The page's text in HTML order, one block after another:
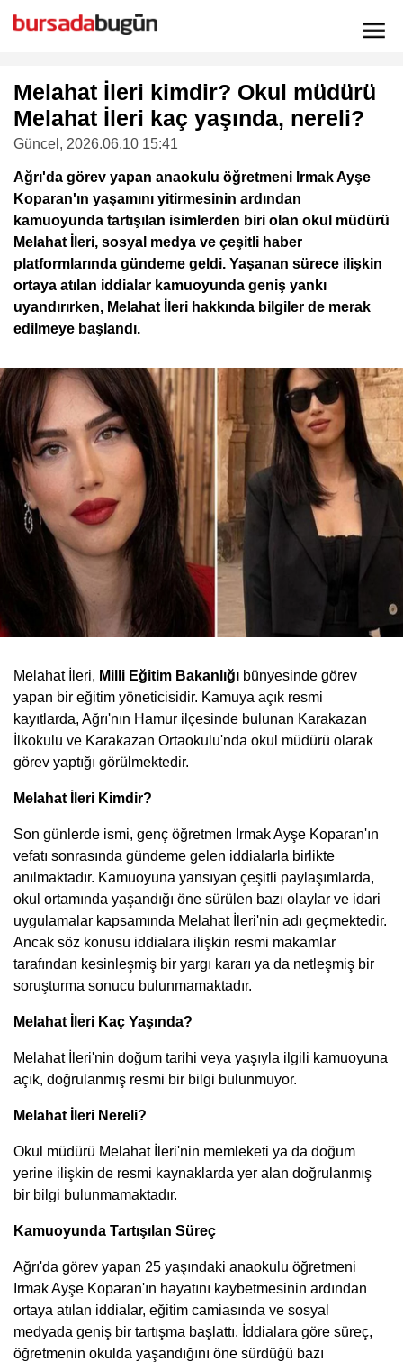
Melahat İleri kimdir? Okul müdürü
Melahat İleri kaç yaşında, nereli?
Güncel , 2026.06.10 15:41
Ağrı'da görev yapan anaokulu öğretmeni Irmak Ayşe
Koparan'ın yaşamını yitirmesinin ardından
kamuoyunda tartışılan isimlerden biri olan okul müdürü
Melahat İleri, sosyal medya ve çeşitli haber
platformlarında gündeme geldi. Yaşanan sürece ilişkin
ortaya atılan iddialar kamuoyunda geniş yankı
uyandırırken, Melahat İleri hakkında bilgiler de merak
edilmeye başlandı.
Melahat İleri, Milli Eğitim Bakanlığı bünyesinde görev
yapan bir eğitim yöneticisidir. Kamuya açık resmi
kayıtlarda, Ağrı'nın Hamur ilçesinde bulunan Karakazan
İlkokulu ve Karakazan Ortaokulu'nda okul müdürü olarak
görev yaptığı görülmektedir.
Melahat İleri Kimdir?
Son günlerde ismi, genç öğretmen Irmak Ayşe Koparan'ın
vefatı sonrasında gündeme gelen iddialarla birlikte
anılmaktadır. Kamuoyuna yansıyan çeşitli paylaşımlarda,
okul ortamında yaşandığı öne sürülen bazı olaylar ve idari
uygulamalar kapsamında Melahat İleri'nin adı geçmektedir.
Ancak söz konusu iddialara ilişkin resmi makamlar
tarafından kesinleşmiş bir yargı kararı ya da netleşmiş bir
soruşturma sonucu bulunmamaktadır.
Melahat İleri Kaç Yaşında?
Melahat İleri'nin doğum tarihi veya yaşıyla ilgili kamuoyuna
açık, doğrulanmış resmi bir bilgi bulunmuyor.
Melahat İleri Nereli?
Okul müdürü Melahat İleri'nin memleketi ya da doğum
yerine ilişkin de resmi kaynaklarda yer alan doğrulanmış
bir bilgi bulunmamaktadır.
Kamuoyunda Tartışılan Süreç
Ağrı'da görev yapan 25 yaşındaki anaokulu öğretmeni
Irmak Ayşe Koparan'ın hayatını kaybetmesinin ardından
ortaya atılan iddialar, eğitim camiasında ve sosyal
medyada geniş bir tartışma başlattı. İddialara göre süreç,
öğretmenin okulda yaşandığını öne sürdüğü bazı